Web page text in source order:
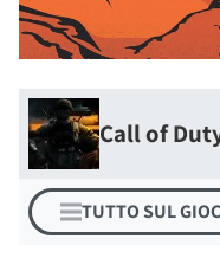
Call of
TUTTO SUL